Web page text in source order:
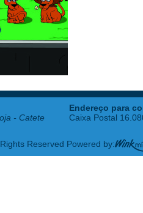
- Catete
Endereço para
Caixa Postal
Reserved Powered by: